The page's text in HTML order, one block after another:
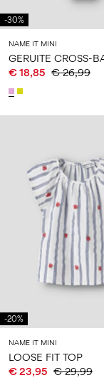
-30%
NAME IT MINI
€ 18,85 € 26,99
-20%
NAME IT MINI
LOOSE FIT TOP
€ 23,95 € 29,99